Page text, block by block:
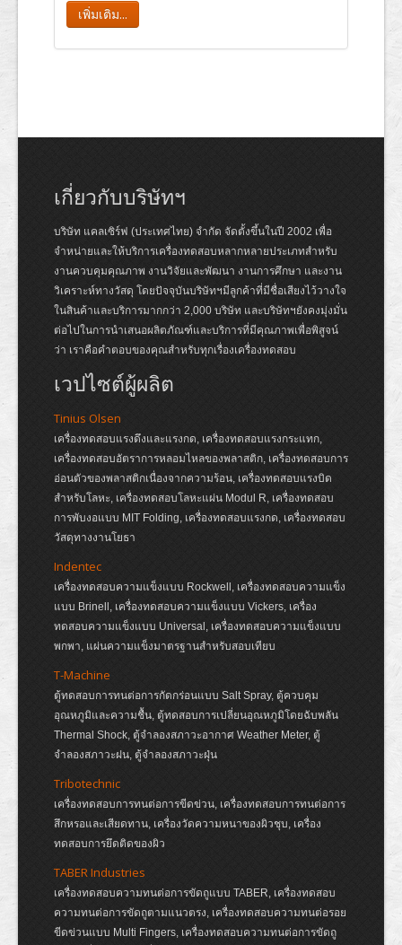
เพิ่มเติม...
เกี่ยวกับบริษัทฯ
บริษัท แคลเซิร์ฟ (ประเทศไทย) จำกัด จัดตั้งขึ้นในปี 2002 เพื่อ
จำหน่ายและให้บริการเครื่องทดสอบหลากหลายประเภทสำหรับ
งานควบคุมคุณภาพ งานวิจัยและพัฒนา งานการศึกษา และงาน
วิเคราะห์ทางวัสดุ โดยปัจจุบันบริษัทฯมีลูกค้าที่มีชื่อเสียงไว้วางใจ
ในสินค้าและบริการมากกว่า 2,000 บริษัท และบริษัทฯยังคงมุ่งมั่น
ต่อไปในการนำเสนอผลิตภัณฑ์และบริการที่มีคุณภาพเพื่อพิสูจน์
ว่า เราคือคำตอบของคุณสำหรับทุกเรื่องเครื่องทดสอบ
เวปไซต์ผู้ผลิต
Tinius Olsen
เครื่องทดสอบแรงดึงและแรงกด, เครื่องทดสอบแรงกระแทก,
เครื่องทดสอบอัตราการหลอมไหลของพลาสติก, เครื่องทดสอบการ
อ่อนตัวของพลาสติกเนื่องจากความร้อน, เครื่องทดสอบแรงบิด
สำหรับโลหะ, เครื่องทดสอบโลหะแผ่น Modul R, เครื่องทดสอบ
การพับงอแบบ MIT Folding, เครื่องทดสอบแรงกด, เครื่องทดสอบ
วัสดุทางงานโยธา
Indentec
เครื่องทดสอบความแข็งแบบ Rockwell, เครื่องทดสอบความแข็ง
แบบ Brinell, เครื่องทดสอบความแข็งแบบ Vickers, เครื่อง
ทดสอบความแข็งแบบ Universal, เครื่องทดสอบความแข็งแบบ
พกพา, แผ่นความแข็งมาตรฐานสำหรับสอบเทียบ
T-Machine
ตู้ทดสอบการทนต่อการกัดกร่อนแบบ Salt Spray, ตู้ควบคุม
อุณหภูมิและความชื้น, ตู้ทดสอบการเปลี่ยนอุณหภูมิโดยฉับพลัน
Thermal Shock, ตู้จำลองสภาวะอากาศ Weather Meter, ตู้
จำลองสภาวะฝน, ตู้จำลองสภาวะฝุ่น
Tribotechnic
เครื่องทดสอบการทนต่อการขีดข่วน, เครื่องทดสอบการทนต่อการ
สึกหรอและเสียดทาน, เครื่องวัดความหนาของผิวชุบ, เครื่อง
ทดสอบการยึดติดของผิว
TABER Industries
เครื่องทดสอบความทนต่อการขัดถูแบบ TABER, เครื่องทดสอบ
ความทนต่อการขัดถูตามแนวตรง, เครื่องทดสอบความทนต่อรอย
ขีดข่วนแบบ Multi Fingers, เครื่องทดสอบความทนต่อการขัดถู